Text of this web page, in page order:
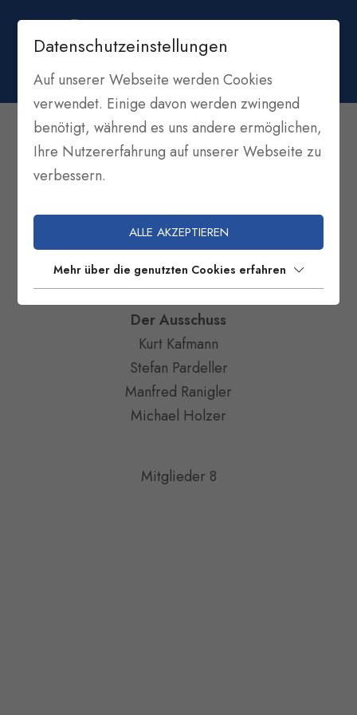
LEITUNG
Gründungsdatum Sektion Paragleiten: 12. Juni
Sektionsleiter
Bernd Weißensteiner
Der Ausschuss
Kurt Kafmann
Stefan Pardeller
Manfred Ranigler
Michael Holzer
Mitglieder 8
Datenschutzeinstellungen
Auf unserer Webseite werden Cookies
verwendet. Einige davon werden zwingend
benötigt, während es uns andere ermöglichen,
Ihre Nutzererfahrung auf unserer Webseite zu
verbessern.
ALLE AKZEPTIEREN
Mehr über die genutzten Cookies erfahren